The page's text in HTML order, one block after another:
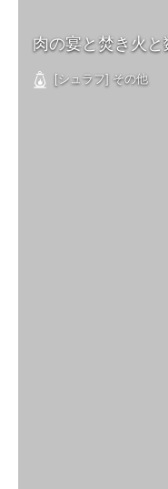
肉の宴と焚き火と
[シュラフ] その他